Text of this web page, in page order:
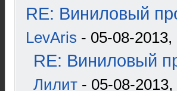
RE: Виниловый
LevAris - 05-08-2013,
RE: Виниловый
Лилит - 05-08-2013,